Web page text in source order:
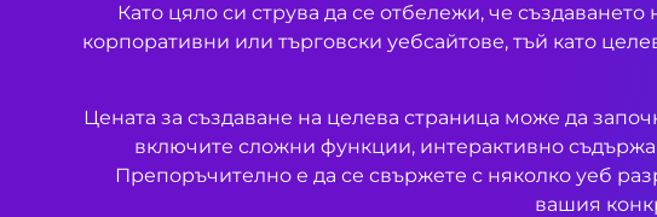
Като цяло си струва да се отбележи, че
корпоративни или търговски уебсайтове, тъй като
Цената за създаване на целева страница може да
включите сложни функции, интерактивно
Препоръчително е да се свържете с няколко уеб
вашия